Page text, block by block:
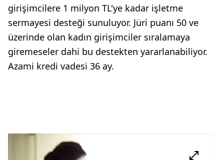
girişimcilere 1 milyon TL'ye kadar işletme
sermayesi desteği sunuluyor. Jüri puanı 50 ve
üzerinde olan kadın girişimciler sıralamaya
giremeseler dahi bu destekten yararlanabiliyor.
Azami kredi vadesi 36 ay.